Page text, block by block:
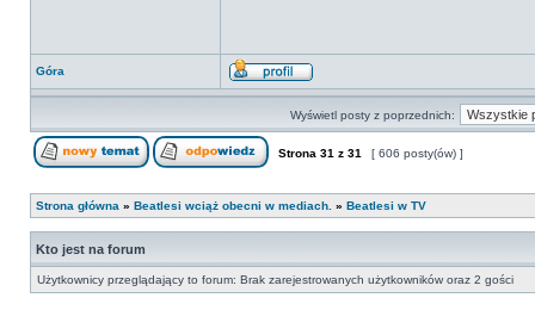
Góra
Wyświetl posty z poprzednich:
Strona 31 z 31 [ 606 posty(ów) ]
Strona główna » Beatlesi wciąż obecni w mediach. » Beatlesi w TV
Kto jest na forum
Użytkownicy przeglądający to forum: Brak zarejestrowanych użytkowników oraz 2 gości